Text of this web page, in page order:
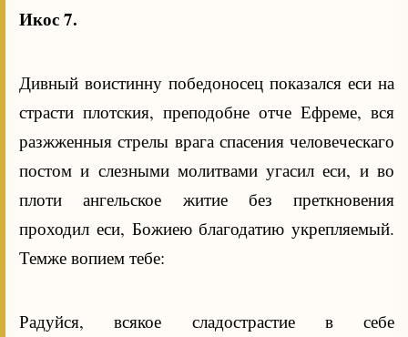
Икос 7.
Дивный воистинну победоносец показался еси на
страсти плотския, преподобне отче Ефреме, вся
разжженныя стрелы врага спасения человеческаго
постом и слезными молитвами угасил еси, и во
плоти ангельское житие без преткновения
проходил еси, Божиею благодатию укрепляемый.
Темже вопием тебе:
Радуйся, всякое сладострастие в себе